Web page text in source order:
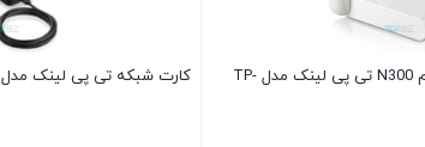
کارت شبکه USB بی‌ سیم N300 تی پی لینک مدل TP-
کارت شبکه تی پی لینک مدل TP-Link TL-WN8200ND